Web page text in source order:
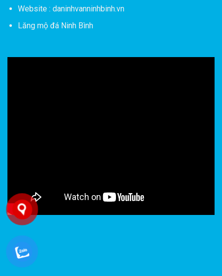
Website : daninhvanninhbinh.vn
Lăng mộ đá Ninh Bình